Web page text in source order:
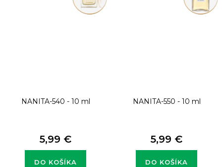
NANITA-540 - 10 ml
5,99 €
DO KOŠÍKA
NANITA-550 - 10 ml
5,99 €
DO KOŠÍKA